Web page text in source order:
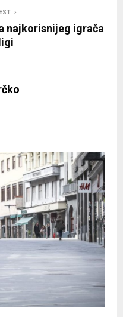
najkorisnijeg igrača